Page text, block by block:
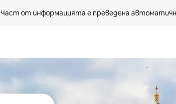
Част от информацията е преведена